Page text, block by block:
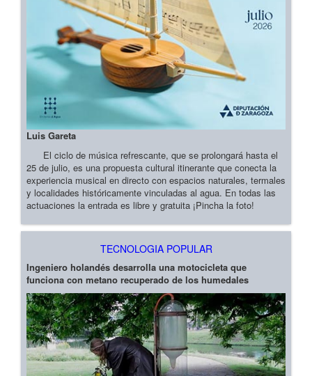
Luis Gareta
El ciclo de música refrescante, que se prolongará hasta el
25 de julio, es una propuesta cultural itinerante que conecta la
experiencia musical en directo con espacios naturales, termales
y localidades históricamente vinculadas al agua. En todas las
actuaciones la entrada es libre y gratuita ¡Pincha la foto!
TECNOLOGIA POPULAR
Ingeniero holandés desarrolla una motocicleta que
funciona con metano recuperado de los humedales